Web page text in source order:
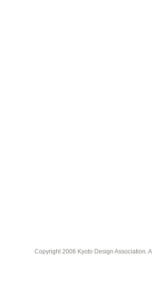
Copyright 2006 Kyoto Design Association.